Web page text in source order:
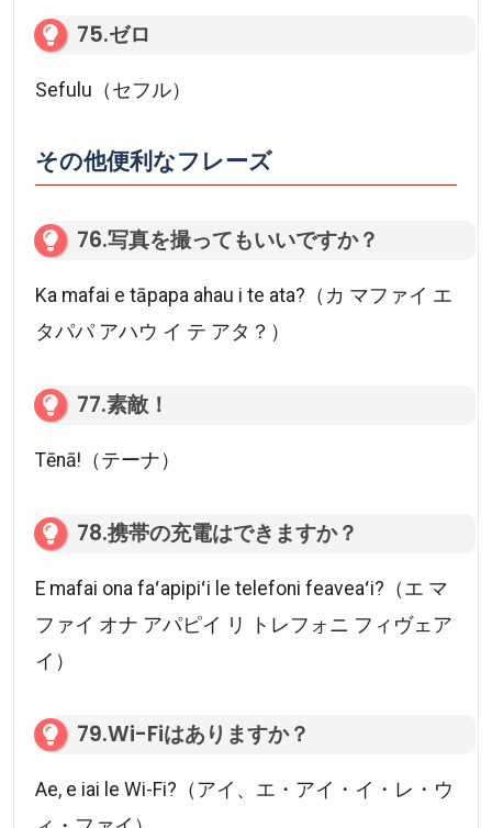
75.ゼロ
Sefulu（セフル）
その他便利なフレーズ
76.写真を撮ってもいいですか？
Ka mafai e tāpapa ahau i te ata?（カ マファイ エ
タパパ アハウ イ テ アタ？）
77.素敵！
Tēnā!（テーナ）
78.携帯の充電はできますか？
E mafai ona faʻapipiʻi le telefoni feaveaʻi?（エ マ
ファイ オナ アパピイ リ トレフォニ フィヴェア
イ）
79.Wi-Fiはありますか？
Ae, e iai le Wi-Fi?（アイ、エ・アイ・イ・レ・ウ